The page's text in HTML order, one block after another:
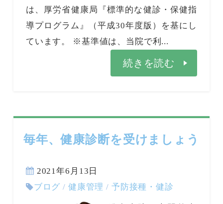
は、厚労省健康局『標準的な健診・保健指
導プログラム』（平成30年度版）を基にし
ています。 ※基準値は、当院で利...
続きを読む
毎年、健康診断を受けましょう
2021年6月13日
ブログ / 健康管理 / 予防接種・健診